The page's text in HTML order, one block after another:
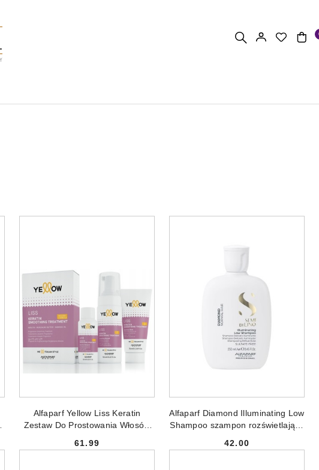
Alfaparf Yellow Liss Keratin
Zestaw Do Prostowania Włosów
Cena:
61.99
Alfaparf Diamond Illuminating Low
Shampoo szampon rozświetlający
Cena:
42.00